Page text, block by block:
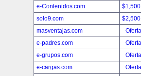
e-Contenidos.com
solo9.com
masventajas.com
e-padres.com
e-grupos.com
e-cargas.com